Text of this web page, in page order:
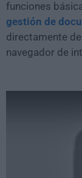
funciones
gestión de
directamente
navegador de